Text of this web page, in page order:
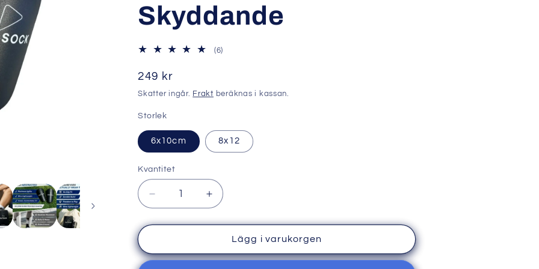
Skyddande
(6)
Ordinarie
pris
249 kr
Skatter ingår. Frakt beräknas i kassan.
Storlek
6x10cm 8x12
Kvantitet
Kvantitet
Minska
kvantitet
för
Benskydd
Öka
kvantitet
för
Benskydd
Lägg i varukorgen